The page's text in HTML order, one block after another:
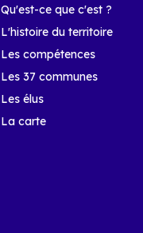
Qu'est-ce que c'est ?
L'histoire du territoire
Les compétences
Les 37 communes
Les élus
La carte